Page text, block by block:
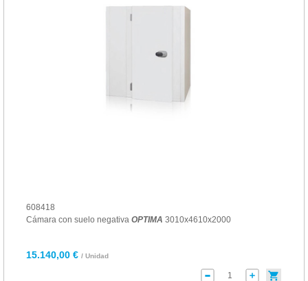
608418
Cámara con suelo negativa OPTIMA 3010x4610x2000
15.140,00 € / Unidad